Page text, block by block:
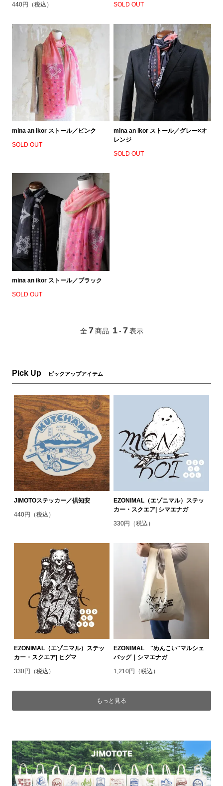
440円（税込）
SOLD OUT
mina an ikor ストール／ピンク
SOLD OUT
mina an ikor ストール／グレー×オ
レンジ
SOLD OUT
mina an ikor ストール／ブラック
SOLD OUT
全 7 商品 1 - 7 表示
Pick Up ピックアップアイテム
JIMOTOステッカー／倶知安
440円（税込）
EZONIMAL（エゾニマル）ステッ
カー・スクエア| シマエナガ
330円（税込）
EZONIMAL（エゾニマル）ステッ
カー・スクエア| ヒグマ
330円（税込）
EZONIMAL "めんこい"マルシェ
バッグ｜シマエナガ
1,210円（税込）
もっと見る